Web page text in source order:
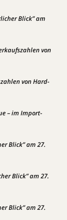
Blick” am
von
von Hard-
– im Import-
Blick” am 27.
Blick” am 27.
Blick” am 27.